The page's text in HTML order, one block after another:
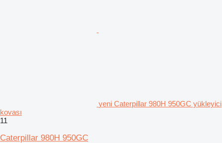
yeni Caterpillar 980H 950GC yükleyici
kovası
11
Caterpillar 980H 950GC